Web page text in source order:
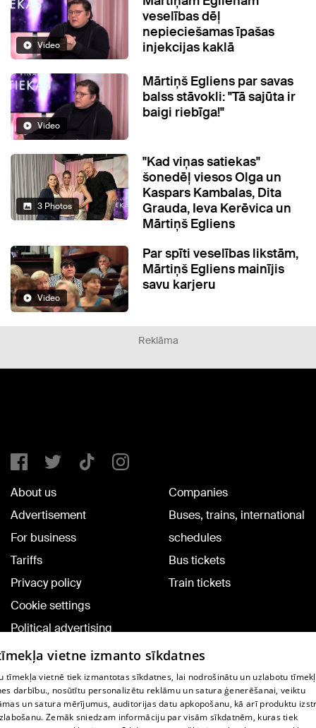
Video
veselības dēļ
nepieciešamas īpašas
injekcijas kaklā
Video
Mārtiņš Egliens par savas
balss stāvokli: "Tā sajūta ir
baigi riebīga!"
3 Photos
"Kad viņas satiekas"
šonedēļ viesos Olga un
Kaspars Kambalas, Dita
Grauda, Ieva Kerēvica un
Mārtiņš Egliens
Video
Par spīti veselības likstām,
Mārtiņš Egliens mainījis
savu karjeru
Reklāma
About us
Advertisement
For business
Tariffs
Privacy policy
Cookie settings
Political advertising
Cookie policy
Commenting terms
Companies
Buses, trains, international
schedules
Bus tickets
Train tickets
TV program
vietne izmanto sīkdatnes
tīmekļa vietnē tiek izmantotas sīkdatnes, lai nodrošinātu un uzlabotu
darbību., nosūtītu personalizētu reklāmu un satura ģenerēšanai, veiktu
un satura mērījumus, auditorijas datu apkopošanu, kā arī produktu
Zemāk sniedzam informāciju par visām sīkdatnēm, kuras tiek